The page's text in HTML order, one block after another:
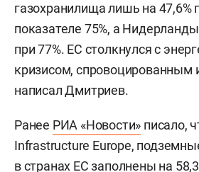
газохранилища лишь на 47,6%
показателе 75%, а
при 77%. ЕС столкнулся с
кризисом, спровоцированным
написал Дмитриев.
Ранее РИА «Новости» писало,
Infrastructure Europe,
в странах ЕС заполнены на